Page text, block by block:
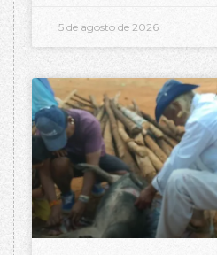
5 de agosto de 2026